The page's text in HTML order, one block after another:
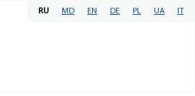
RU MD EN DE PL UA IT